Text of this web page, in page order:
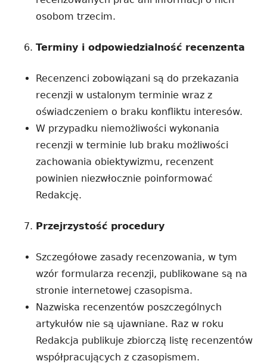
osobom trzecim.
Terminy i odpowiedzialność recenzenta
Recenzenci zobowiązani są do przekazania
recenzji w ustalonym terminie wraz z
oświadczeniem o braku konfliktu interesów.
W przypadku niemożliwości wykonania
recenzji w terminie lub braku możliwości
zachowania obiektywizmu, recenzent
powinien niezwłocznie poinformować
Redakcję.
Przejrzystość procedury
Szczegółowe zasady recenzowania, w tym
wzór formularza recenzji, publikowane są na
stronie internetowej czasopisma.
Nazwiska recenzentów poszczególnych
artykułów nie są ujawniane. Raz w roku
Redakcja publikuje zbiorczą listę recenzentów
współpracujących z czasopismem.